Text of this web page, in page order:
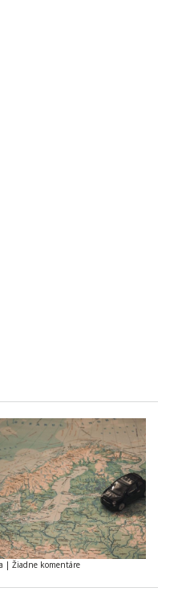
| Žiadne komentáre